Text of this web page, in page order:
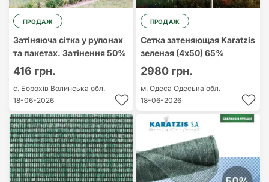
ПРОДАЖ
Затіняюча сітка у рулонах
та пакетах. Затінення 50%
416 грн.
с. Борохів Волинська обл.
18-06-2026
ПРОДАЖ
Сетка затеняющая Karatzis
зеленая (4х50) 65%
2980 грн.
м. Одеса Одеська обл.
18-06-2026